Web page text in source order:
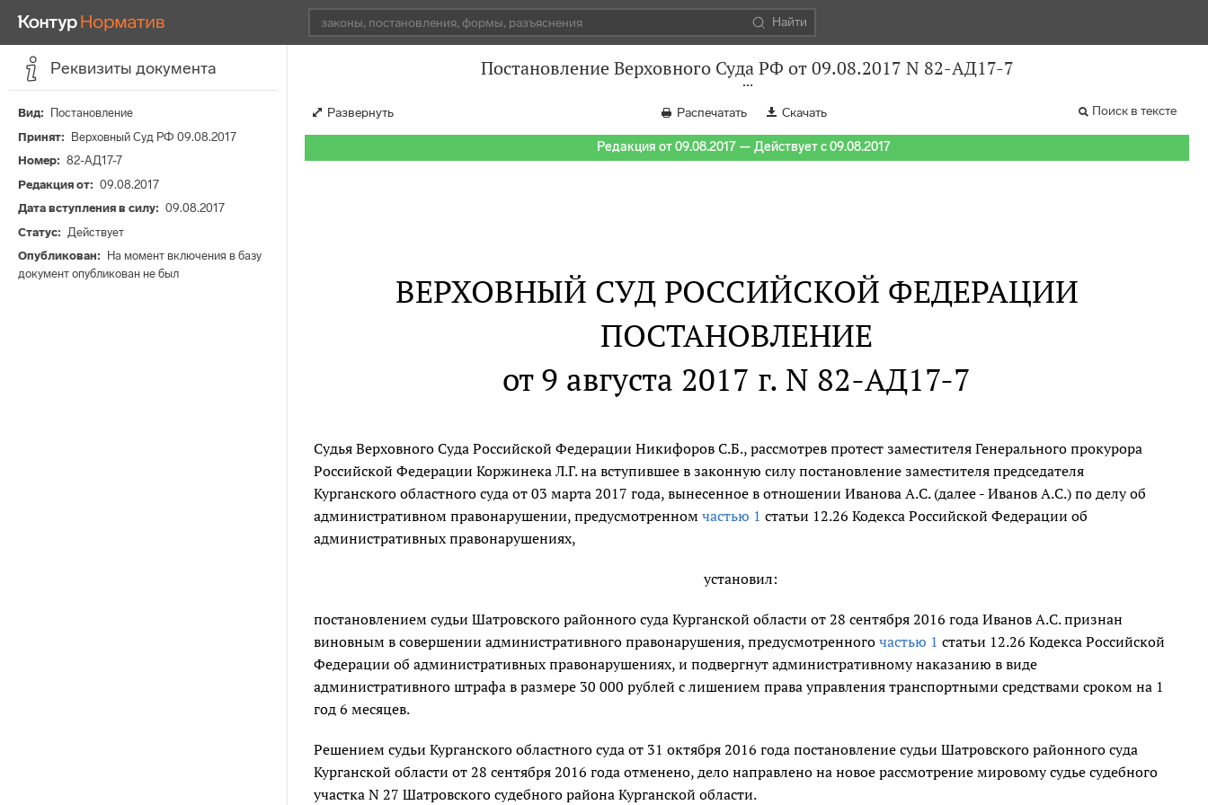
Найти
Реквизиты документа
Вид
Постановление
Принят
Верховный Суд РФ 09.08.2017
Номер
82-АД17-7
Редакция от
09.08.2017
Дата вступления в силу
09.08.2017
Статус
Действует
Опубликован
На момент включения в базу
документ опубликован не был
Постановление Верховного Суда РФ от 09.08.2017 N 82-АД17-7
Развернуть Распечатать Скачать Поиск в тексте
Редакция от 09.08.2017 — Действует с 09.08.2017
ВЕРХОВНЫЙ СУД РОССИЙСКОЙ ФЕДЕРАЦИИ
ПОСТАНОВЛЕНИЕ
от 9 августа 2017 г. N 82-АД17-7
Судья Верховного Суда Российской Федерации Никифоров С.Б., рассмотрев протест заместителя Генерального прокурора
Российской Федерации Коржинека Л.Г. на вступившее в законную силу постановление заместителя председателя
Курганского областного суда от 03 марта 2017 года, вынесенное в отношении Иванова А.С. (далее - Иванов А.С.) по делу об
административном правонарушении, предусмотренном частью 1 статьи 12.26 Кодекса Российской Федерации об
административных правонарушениях,
установил:
постановлением судьи Шатровского районного суда Курганской области от 28 сентября 2016 года Иванов А.С. признан
виновным в совершении административного правонарушения, предусмотренного частью 1 статьи 12.26 Кодекса Российской
Федерации об административных правонарушениях, и подвергнут административному наказанию в виде
административного штрафа в размере 30 000 рублей с лишением права управления транспортными средствами сроком на 1
год 6 месяцев.
Решением судьи Курганского областного суда от 31 октября 2016 года постановление судьи Шатровского районного суда
Курганской области от 28 сентября 2016 года отменено, дело направлено на новое рассмотрение мировому судье судебного
участка N 27 Шатровского судебного района Курганской области.